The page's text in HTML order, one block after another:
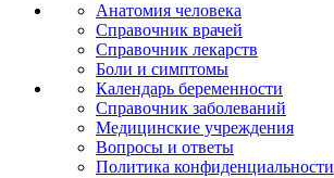
Анатомия человека
Справочник врачей
Справочник лекарств
Боли и симптомы
Календарь беременности
Справочник заболеваний
Медицинские учреждения
Вопросы и ответы
Политика конфиденциальности